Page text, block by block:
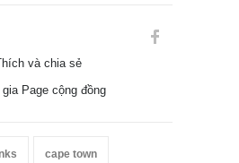
và chia sẻ
Page cộng đồng
cape town